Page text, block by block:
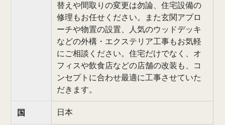
替えや間取りの変更は勿論、住宅設備の
修理もお任せください。また玄関アプロ
ーチや物置の設置、人気のウッドデッキ
などの外構・エクステリア工事もお気軽
にご相談ください。住宅だけでなく、オ
フィスや飲食店などの店舗の改装も、コ
ンセプトに合わせ最適に工事させていた
だきます。
国 日本